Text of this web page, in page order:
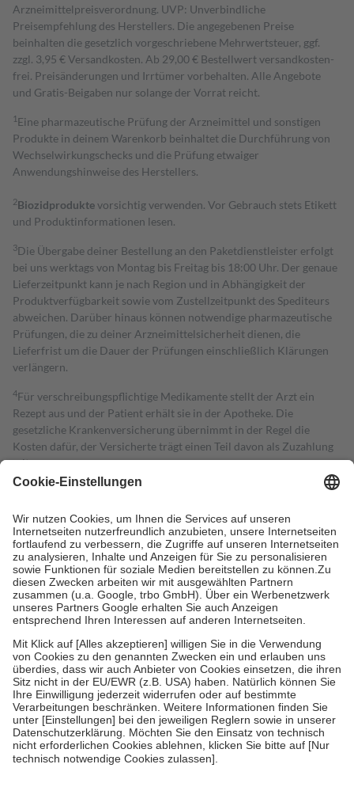
Arzneimittelpreisverordnung. UVP: Unverbindliche
Preisempfehlung des Herstellers. Die angegebenen Preise
beinhalten die gesetzlich vorgeschriebene Mehrwertsteuer, ggf.
zzgl. 3,95 € Versandkosten. Ab 29,00 € Bestell­wert versand­kosten­
frei. Preisänderungen und Irrtümer vorbehalten. Alle Angebote
und Gratis-Beigaben nur solange der Vorrat reicht.
1 Eine pharmazeutische Prüfung der Arzneimittel und sonstigen
Produkte in deinem Warenkorb beinhaltet die Durchführung von
Wechselwirkungschecks und die Prüfung etwaiger
Anwendungshinweise des Herstellers.
2Biozidproduktevorsichtig verwenden. Vor Gebrauch stets Etikett
und Produktinformationen lesen.
3Die Übergabe deiner Bestellung an den Paketdienstleister erfolgt
bei uns werktags von Montag bis Freitag bis 18:00 Uhr. Der genaue
Lieferzeitpunkt kann je nach Region und in Abhängigkeit der
Produktverfügbarkeit sowie vom Zustellzeitpunkt des Spediteurs
abweichen. Darüber hinaus können notwendige pharmazeutische
Prüfungen, die zu deiner Arzneimittelsicherheit dienen, die
Lieferfrist um die Dauer der Prüfungen einschließlich Klärungen
verlängern.
4Für verschreibungspflichtige Medikamente stellt der Arzt ein
Rezept aus und der Patient erhält sie in der Apotheke. Die
gesetzliche Krankenversicherung übernimmt in der Regel die
Kosten dafür, der Versicherte trägt einen Teil davon als Zuzahlung
mit.
Grundsätzlich leisten Mitglieder Zuzahlungen in Höhe von zehn
höchstens zehn Euro.
Es sind jedoch nie mehr als die tatsächlichen
Kosten der Leistung zu entrichten.
Diese Regeln gelten grundsätzlich auch für Online-Apotheken.
Bei Heilmitteln und häuslicher Krankenpflege beträgt die
Zuzahlung zehn Prozent der Kosten sowie zehn Euro je
Verordnung.
Um das Engagement der Versicherten für ihre eigene Gesundheit zu
stärken und die besondere Stellung der Familie zu unterstützen,
fallenkeine Zuzahlungenan bei:
• Kindern und Jugendlichen bis zum vollendeten 18. Lebensjahr
mit Ausnahme der Fahrkosten
• Untersuchungen zur Vorsorge und Früherkennung, die von der
GKV getragen werden
• empfohlenen Schutzimpfungen
• Harn- und Blutteststreifen